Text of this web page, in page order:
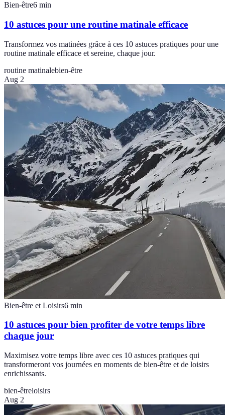
Bien-être6 min
10 astuces pour une routine matinale efficace
Transformez vos matinées grâce à ces 10 astuces pratiques pour une
routine matinale efficace et sereine, chaque jour.
routine matinalebien-être
Aug 2
Bien-être et Loisirs6 min
10 astuces pour bien profiter de votre temps libre
chaque jour
Maximisez votre temps libre avec ces 10 astuces pratiques qui
transformeront vos journées en moments de bien-être et de loisirs
enrichissants.
bien-êtreloisirs
Aug 2